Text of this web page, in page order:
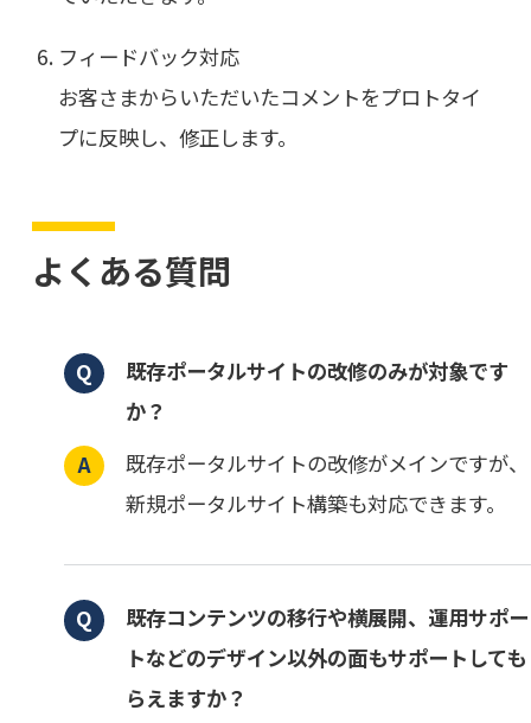
フィードバック対応
お客さまからいただいたコメントをプロトタイ
プに反映し、修正します。
よくある質問
既存ポータルサイトの改修のみが対象です
か？
既存ポータルサイトの改修がメインですが、
新規ポータルサイト構築も対応できます。
既存コンテンツの移行や横展開、運用サポー
トなどのデザイン以外の面もサポートしても
らえますか？